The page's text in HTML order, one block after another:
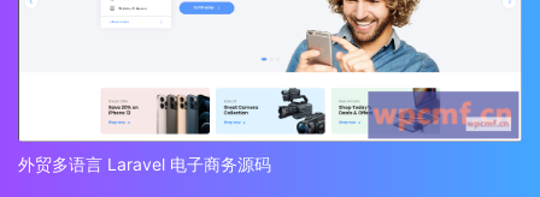
外贸多语言 Laravel 电子商务源码